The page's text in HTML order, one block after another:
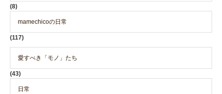
(8)
mamechicoの日常
(117)
愛すべき「モノ」たち
(43)
日常